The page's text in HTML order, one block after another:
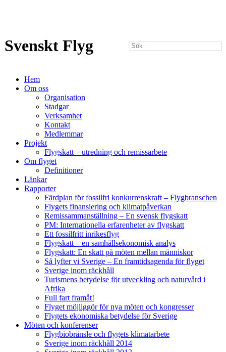
Svenskt Flyg
Hem
Om oss
Organisation
Stadgar
Verksamhet
Kontakt
Medlemmar
Projekt
Flygskatt – utredning och remissarbete
Om flyget
Definitioner
Länkar
Rapporter
Färdplan för fossilfri konkurrenskraft – Flygbranschen
Flygets finansiering och klimatpåverkan
Remissammanställning – En svensk flygskatt
PM: Internationella erfarenheter av flygskatt
Ett fossilfritt inrikesflyg
Flygskatt – en samhällsekonomisk analys
Flygskatt: En skatt på möten mellan människor
Så lyfter vi Sverige – En framtidsagenda för flyget
Sverige inom räckhåll
Turismens betydelse för utveckling och naturvård i
Afrika
Full fart framåt!
Flyget möjliggör för nya möten och kongresser
Flygets ekonomiska betydelse för Sverige
Möten och konferenser
Flygbiobränsle och flygets klimatarbete
Sverige inom räckhåll 2014